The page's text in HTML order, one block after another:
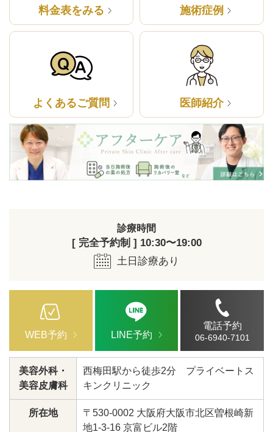
料金表をみる 施術症例
よくあるご質問 医師紹介
診療時間
[ 完全予約制 ] 10:30〜19:00
土日診療あり
WEB予約 LINE予約
電話予約
06-6940-7101
美容外科・
美容皮膚科
西梅田駅から徒歩2分 プライベートス
キンクリニック
所在地
〒530-0002 大阪府大阪市北区曽根崎新
地1-3-16 京富ビル2階